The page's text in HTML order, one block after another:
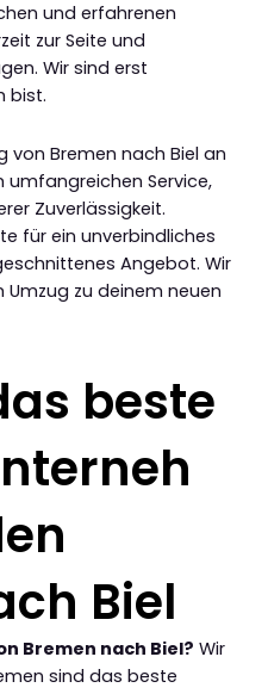
und erfahrenen
zur Seite und
Wir sind erst
bist.
von Bremen nach Biel an
Service,
Zuverlässigkeit.
für ein unverbindliches
Angebot. Wir
zu deinem neuen
beste
Biel
Bremen nach Biel? Wir
sind das beste